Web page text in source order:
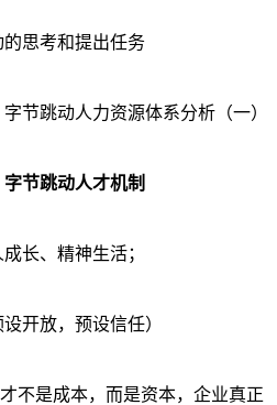
思考和提出任务
节跳动人才机制
成长、 精神生活；
设开放，预设信任）
不是成本，而是资本，企业真正